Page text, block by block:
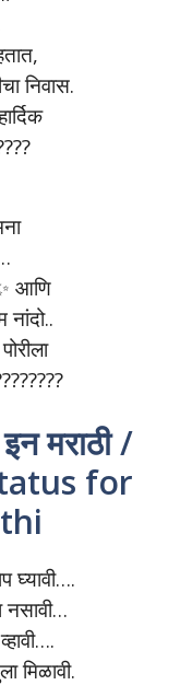
निवास.
आणि
मराठी /
for
नसावी…
मिळावी.